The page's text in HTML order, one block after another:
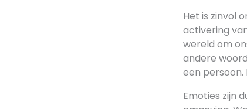
Het is zinvol
activering
wereld om
andere
een persoon.
Emoties zijn